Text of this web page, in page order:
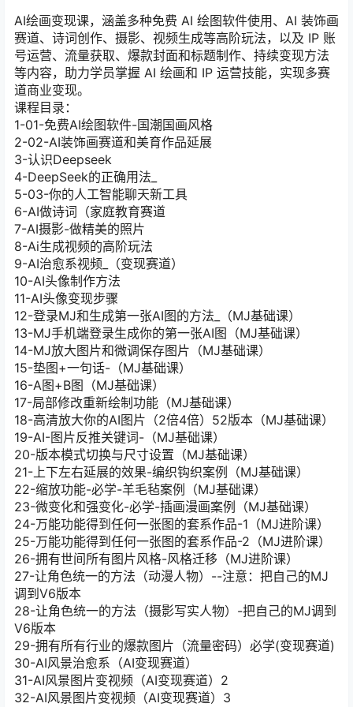
AI绘画变现课，涵盖多种免费 AI 绘图软件使用、AI 装饰画
赛道、诗词创作、摄影、视频生成等高阶玩法，以及 IP 账
号运营、流量获取、爆款封面和标题制作、持续变现方法
等内容，助力学员掌握 AI 绘画和 IP 运营技能，实现多赛
道商业变现。
课程目录：
1-01-免费AI绘图软件-国潮国画风格
2-02-AI装饰画赛道和美育作品延展
3-认识Deepseek
4-DeepSeek的正确用法_
5-03-你的人工智能聊天新工具
6-AI做诗词（家庭教育赛道
7-AI摄影-做精美的照片
8-Ai生成视频的高阶玩法
9-AI治愈系视频_（变现赛道）
10-AI头像制作方法
11-AI头像变现步骤
12-登录MJ和生成第一张AI图的方法_（MJ基础课）
13-MJ手机端登录生成你的第一张AI图（MJ基础课）
14-MJ放大图片和微调保存图片（MJ基础课）
15-垫图+一句话-（MJ基础课）
16-A图+B图（MJ基础课）
17-局部修改重新绘制功能（MJ基础课）
18-高清放大你的AI图片（2倍4倍）52版本（MJ基础课）
19-AI-图片反推关键词-（MJ基础课）
20-版本模式切换与尺寸设置（MJ基础课）
21-上下左右延展的效果-编织钩织案例（MJ基础课）
22-缩放功能-必学-羊毛毡案例（MJ基础课）
23-微变化和强变化-必学-插画漫画案例（MJ基础课）
24-万能功能得到任何一张图的套系作品-1（MJ进阶课）
25-万能功能得到任何一张图的套系作品-2（MJ进阶课）
26-拥有世间所有图片风格-风格迁移（MJ进阶课）
27-让角色统一的方法（动漫人物）--注意：把自己的MJ
调到V6版本
28-让角色统一的方法（摄影写实人物）-把自己的MJ调到
V6版本
29-拥有所有行业的爆款图片（流量密码）必学(变现赛道)
30-AI风景治愈系（AI变现赛道）
31-AI风景图片变视频（AI变现赛道）2
32-AI风景图片变视频（AI变现赛道）3